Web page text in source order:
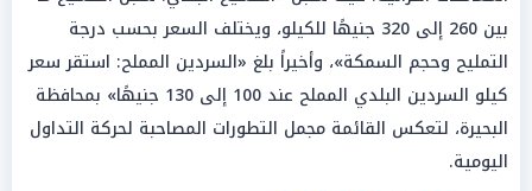
بين 260 إلى 320 جنيهًا للكيلو، ويختلف السعر بحسب درجة
التمليح وحجم السمكة»، وأخيراً بلغ «السردين المملح: استقر سعر
كيلو السردين البلدي المملح عند 100 إلى 130 جنيهًا» بمحافظة
البحيرة، لتعكس القائمة مجمل التطورات المصاحبة لحركة التداول
اليومية.